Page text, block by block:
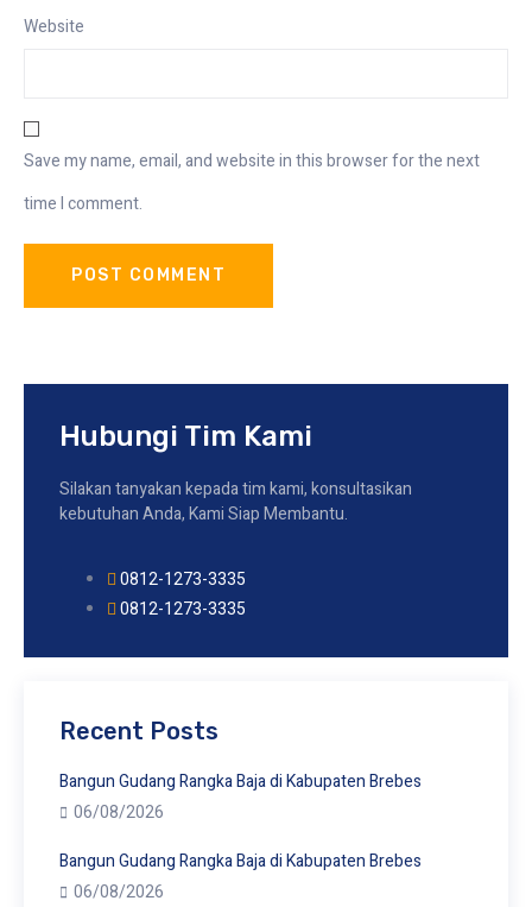
Website
Save my name, email, and website in this browser for the next
time I comment.
Hubungi Tim Kami
Silakan tanyakan kepada tim kami, konsultasikan
kebutuhan Anda, Kami Siap Membantu.
0812-1273-3335
0812-1273-3335
Recent Posts
Bangun Gudang Rangka Baja di Kabupaten Brebes
06/08/2026
Bangun Gudang Rangka Baja di Kabupaten Brebes
06/08/2026